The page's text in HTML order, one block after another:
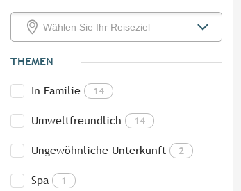
THEMEN
In Familie 14
Umweltfreundlich 14
Ungewöhnliche Unterkunft 2
Spa 1